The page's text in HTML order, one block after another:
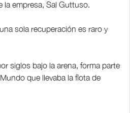
la empresa, Sal Guttuso.
sola recuperación es raro y
siglos bajo la arena, forma parte
que llevaba la flota de